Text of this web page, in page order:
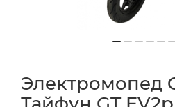
Электромопед